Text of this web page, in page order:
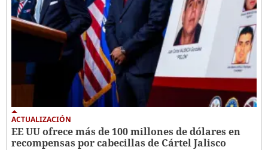
ACTUALIZACIÓN
EE UU ofrece más de 100 millones de dólares en
recompensas por cabecillas de Cártel Jalisco